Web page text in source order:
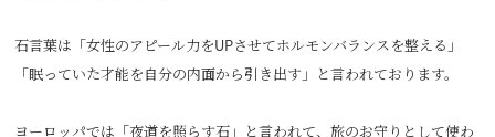
石言葉は「女性のアピール力をUPさせてホルモンバランスを整える」
「眠っていた才能を自分の内面から引き出す」と言われております。
ヨーロッパでは「夜道を照らす石」と言われて、旅のお守りとして使わ